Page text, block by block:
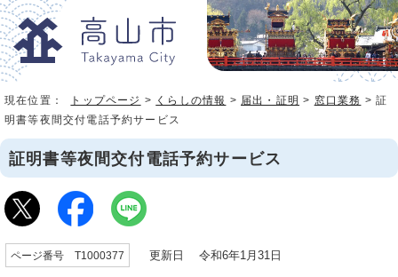
現在位置： トップページ > くらしの情報 > 届出・証明 > 窓口業務 > 証
明書等夜間交付電話予約サービス
証明書等夜間交付電話予約サービス
ページ番号 T1000377 更新日 令和6年1月31日